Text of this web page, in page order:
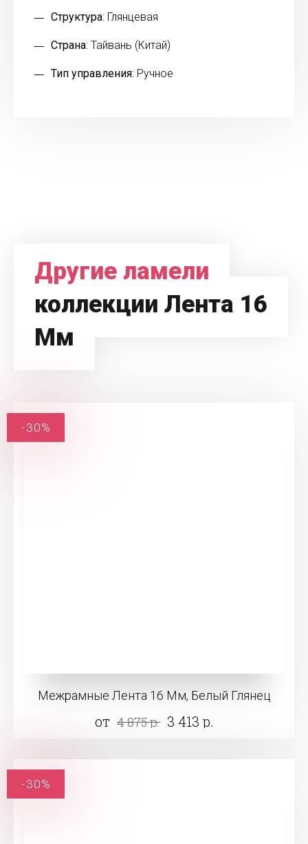
Структура: Глянцевая
Страна: Тайвань (Китай)
Тип управления: Ручное
Другие ламели
коллекции Лента 16
Мм
Межрамные Лента 16 Мм, Белый Глянец
от 4 875 р. 3 413 р.
-30%
-30%